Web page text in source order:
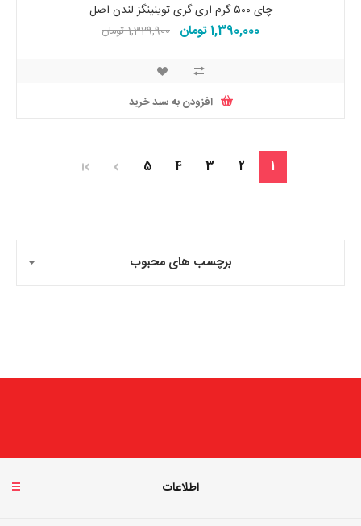
چای ۵۰۰ گرم اری گری توینینگز لندن اصل
1,390,000 تومان 1,329,900 تومان
افزودن به سبد خرید
1
2
3
4
5
برچسب های محبوب
اطلاعات